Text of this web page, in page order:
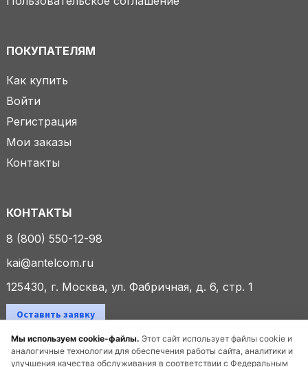
Мы используем cookie-файлы. Этот сайт использует файлы cookie и
аналогичные технологии для обеспечения работы сайта, аналитики и
улучшения качества обслуживания в соответствии с Федеральным
ПОКУПАТЕЛЯМ
Как купить
Войти
Регистрация
Мои заказы
Контакты
КОНТАКТЫ
8 (800) 550-12-98
kai@antelcom.ru
125430, г. Москва, ул. Фабричная, д. 6, стр. 1
Оставить заявку